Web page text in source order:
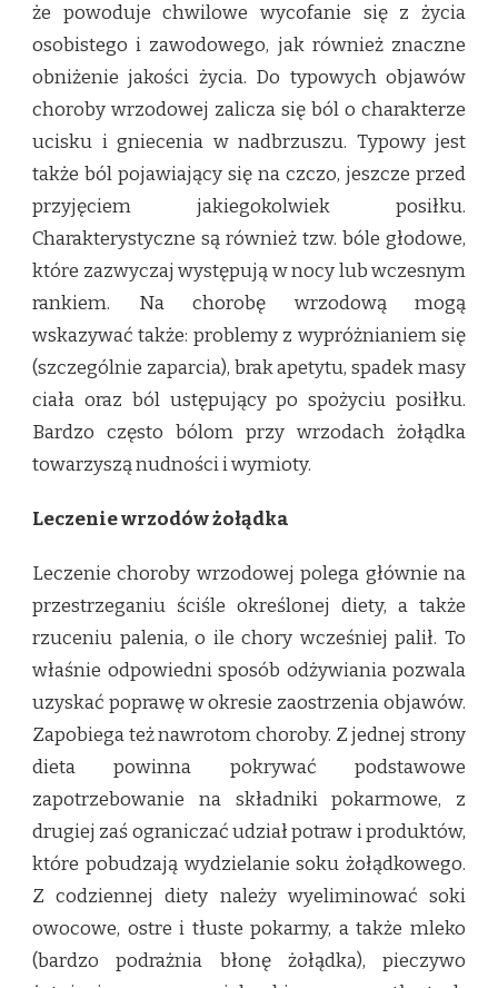
że powoduje chwilowe wycofanie się z życia
osobistego i zawodowego, jak również znaczne
obniżenie jakości życia. Do typowych objawów
choroby wrzodowej zalicza się ból o charakterze
ucisku i gniecenia w nadbrzuszu. Typowy jest
także ból pojawiający się na czczo, jeszcze przed
przyjęciem jakiegokolwiek posiłku.
Charakterystyczne są również tzw. bóle głodowe,
które zazwyczaj występują w nocy lub wczesnym
rankiem. Na chorobę wrzodową mogą
wskazywać także: problemy z wypróżnianiem się
(szczególnie zaparcia), brak apetytu, spadek masy
ciała oraz ból ustępujący po spożyciu posiłku.
Bardzo często bólom przy wrzodach żołądka
towarzyszą nudności i wymioty.
Leczenie wrzodów żołądka
Leczenie choroby wrzodowej polega głównie na
przestrzeganiu ściśle określonej diety, a także
rzuceniu palenia, o ile chory wcześniej palił. To
właśnie odpowiedni sposób odżywiania pozwala
uzyskać poprawę w okresie zaostrzenia objawów.
Zapobiega też nawrotom choroby. Z jednej strony
dieta powinna pokrywać podstawowe
zapotrzebowanie na składniki pokarmowe, z
drugiej zaś ograniczać udział potraw i produktów,
które pobudzają wydzielanie soku żołądkowego.
Z codziennej diety należy wyeliminować soki
owocowe, ostre i tłuste pokarmy, a także mleko
(bardzo podrażnia błonę żołądka), pieczywo